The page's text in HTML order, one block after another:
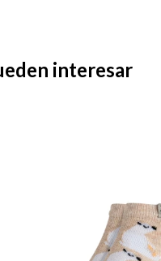
interesar